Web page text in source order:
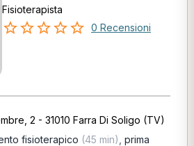
Fisioterapista
0 Recensioni
2 - 31010 Farra Di Soligo (TV)
fisioterapico (45 min) prima